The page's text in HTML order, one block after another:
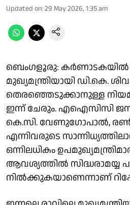
Updated on: 29 May 2026, 1:35 am
ബെംഗളൂരു:
മുഖ്യമന്ത്രിയായി ഡി.കെ.
തെരഞ്ഞെടുക്കാനുള്ള
ഇന്ന് ചേരും. എഐസിസി
കെ.സി. വേണുഗോപാൽ,
എന്നിവരുടെ
ഒന്നിലധികം
ആവശ്യത്തിൽ സിദ്ധരാമയ്യ
നിൽക്കുകയാണെന്നാണ്